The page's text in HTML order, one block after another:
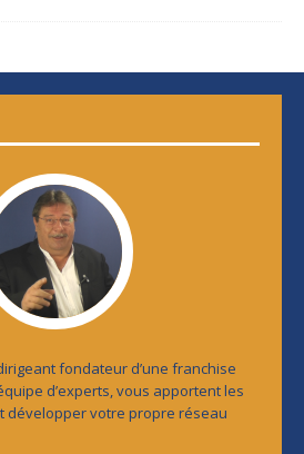
fondateur d’une franchise
d’experts, vous apportent les
développer votre propre réseau